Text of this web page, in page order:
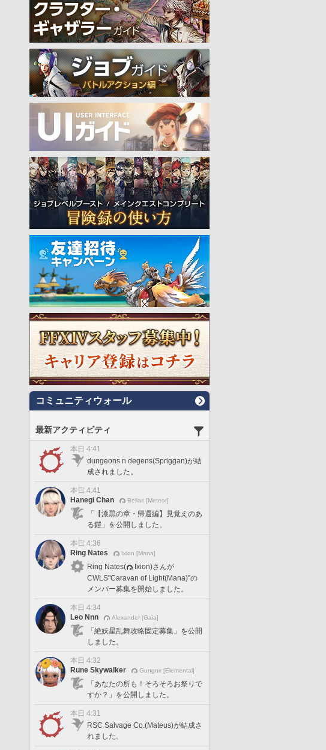
コミュニティウォール
最新アクティビティ
本日 4:41
dungeons n degens(Spriggan)が結
成されました。
本日 4:41
Hanegi Chan
Belias [Meteor]
「【漆黒の章・帰還編】見覚えのあ
る鎧」を公開しました。
本日 4:36
Ring Nates
Ixion [Mana]
Ring Nates(
Ixion)さんが
CWLS"Caravan of Light(Mana)"の
メンバー募集を開始しました。
本日 4:34
Leo Nnn
Alexander [Gaia]
「絶妖星乱舞攻略固定募集」を公開
しました。
本日 4:32
Rune Skywalker
Gungnir [Elemental]
「あなたの所も！そろそろお祭りで
すか？」を公開しました。
本日 4:31
RSC Salvage Co.(Mateus)が結成さ
れました。